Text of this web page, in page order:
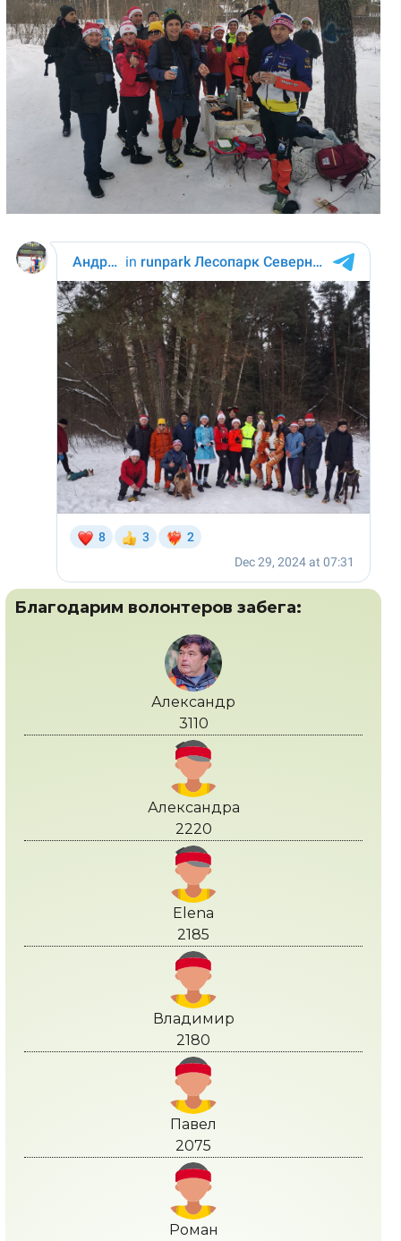
Благодарим волонтеров забега:
Александр
3110
Александра
2220
Elena
2185
Владимир
2180
Павел
2075
Роман